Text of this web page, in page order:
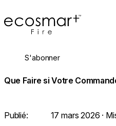
EcoSmart Fire
À propos
Professionnels
S'abonner
Que Faire si Votre
Publié: 17 mars 2026 ·